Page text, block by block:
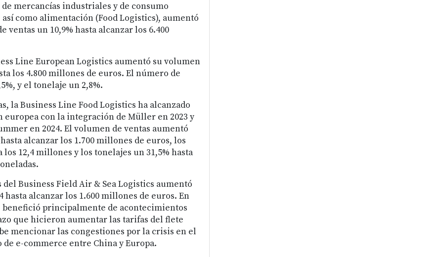
mercancías industriales y de consumo
como alimentación (Food Logistics), aumentó
ventas un 10,9% hasta alcanzar los 6.400
Line European Logistics aumentó su volumen
los 4.800 millones de euros. El número de
y el tonelaje un 2,8%.
la Business Line Food Logistics ha alcanzado
europea con la integración de Müller en 2023 y
en 2024. El volumen de ventas aumentó
alcanzar los 1.700 millones de euros, los
los 12,4 millones y los tonelajes un 31,5% hasta
Business Field Air & Sea Logistics aumentó
hasta alcanzar los 1.600 millones de euros. En
benefició principalmente de acontecimientos
que hicieron aumentar las tarifas del flete
mencionar las congestiones por la crisis en el
de e-commerce entre China y Europa.